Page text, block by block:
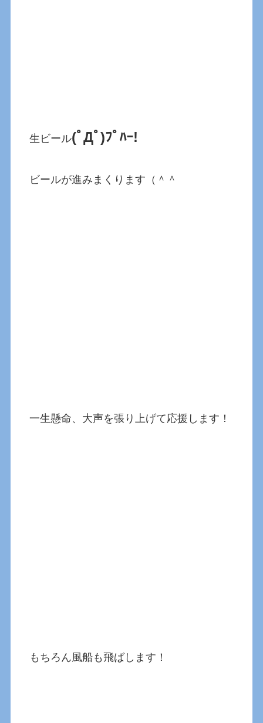
生ビール(ﾟДﾟ)ﾌﾟﾊｰ!
ビールが進みまくります（＾＾
一生懸命、大声を張り上げて応援します！
もちろん風船も飛ばします！